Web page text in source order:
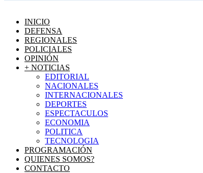
INICIO
DEFENSA
REGIONALES
POLICIALES
OPINIÓN
+ NOTICIAS
EDITORIAL
NACIONALES
INTERNACIONALES
DEPORTES
ESPECTACULOS
ECONOMIA
POLITICA
TECNOLOGIA
PROGRAMACIÓN
QUIENES SOMOS?
CONTACTO